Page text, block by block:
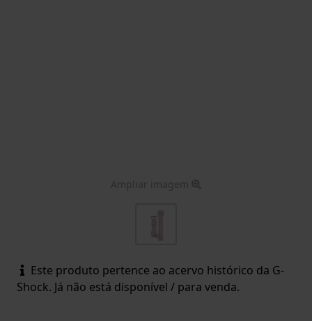
Ampliar imagem
Este produto pertence ao acervo histórico da G-
Shock. Já não está disponível / para venda.